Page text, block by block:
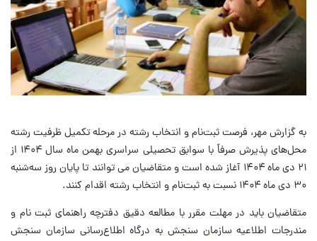
به گزارش مهر، فرصت ثبت‌نام و انتخاب رشته در مرحله تکمیل ظرفیت رشته
محل‌های پذیرش صرفاً با سوابق تحصیلی سراسری بهمن ماه سال ۱۴۰۴ از
۲۱ دی ماه ۱۴۰۴ آغاز شده است و متقاضیان می توانند تا پایان روز سه‌شنبه
۳۰ دی ماه ۱۴۰۴ نسبت به ثبت‌نام و انتخاب رشته اقدام کنند.
متقاضیان باید در مهلت مقرر با مطالعه دقیق دفترچه راهنمای ثبت نام و
مندرجات اطلاعیه سازمان سنجش به درگاه اطلاع‌رسانی سازمان سنجش